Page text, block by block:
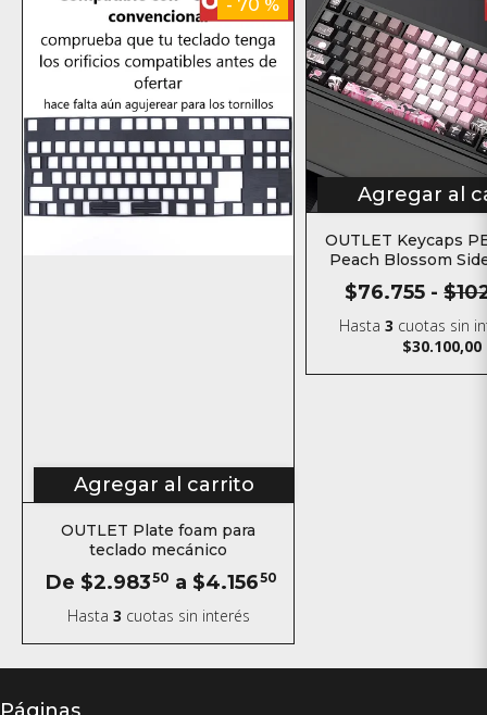
- 70 %
Agregar al carrito
OUTLET Plate foam para
teclado mecánico
De $2.98350 a $4.15650
Hasta 3 cuotas sin interés
Agregar al
OUTLET Keycaps
Peach Blossom
122 Keys
$76.755 -
Hasta3 cuotas sin
$30.100,00